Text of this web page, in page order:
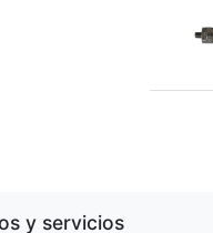
y servicios